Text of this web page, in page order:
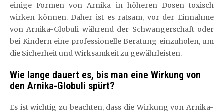
einige Formen von Arnika in höheren Dosen toxisch
wirken können. Daher ist es ratsam, vor der Einnahme
von Arnika-Globuli während der Schwangerschaft oder
bei Kindern eine professionelle Beratung einzuholen, um
die Sicherheit und Wirksamkeit zu gewährleisten.
Wie lange dauert es, bis man eine Wirkung von
den Arnika-Globuli spürt?
Es ist wichtig zu beachten, dass die Wirkung von Arnika-